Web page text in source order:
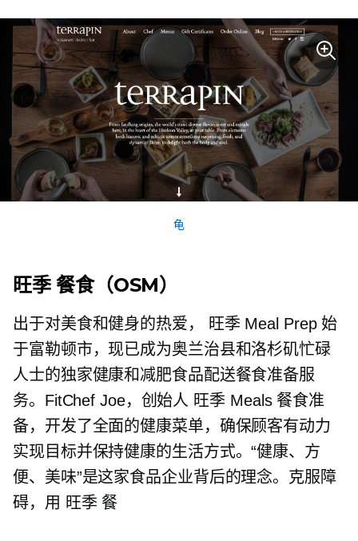
龟
旺季餐食（OSM）
出于对美食和健身的热爱， 旺季 Meal Prep 始
于富勒顿市，现已成为奥兰治县和洛杉矶忙碌
人士的独家健康和减肥食品配送餐食准备服
务。FitChef Joe，创始人 旺季 Meals 餐食准
备，开发了全面的健康菜单，确保顾客有动力
实现目标并保持健康的生活方式。“健康、方
便、美味”是这家食品企业背后的理念。克服障
碍，用 旺季 餐